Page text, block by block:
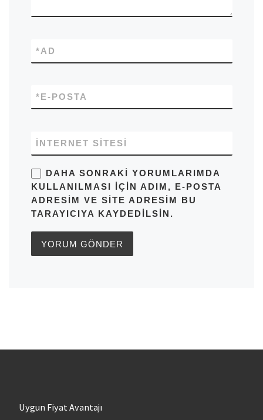
AD
*
E-POSTA
*
İNTERNET SITESI
DAHA SONRAKI YORUMLARIMDA
KULLANILMASI IÇIN ADIM, E-POSTA
ADRESIM VE SITE ADRESIM BU
TARAYICIYA KAYDEDILSIN.
Uygun Fiyat Avantajı